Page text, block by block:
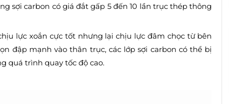
sợi carbon có giá đắt gấp 5 đến 10 lần trục thép thông
lực xoắn cực tốt nhưng lại chịu lực đâm chọc từ bên
đập mạnh vào thân trục, các lớp sợi carbon có thể bị
quá trình quay tốc độ cao.